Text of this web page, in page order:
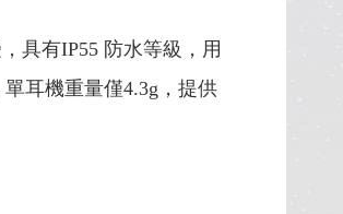
具有IP55 防水等級，用
耳機重量僅4.3g，提供